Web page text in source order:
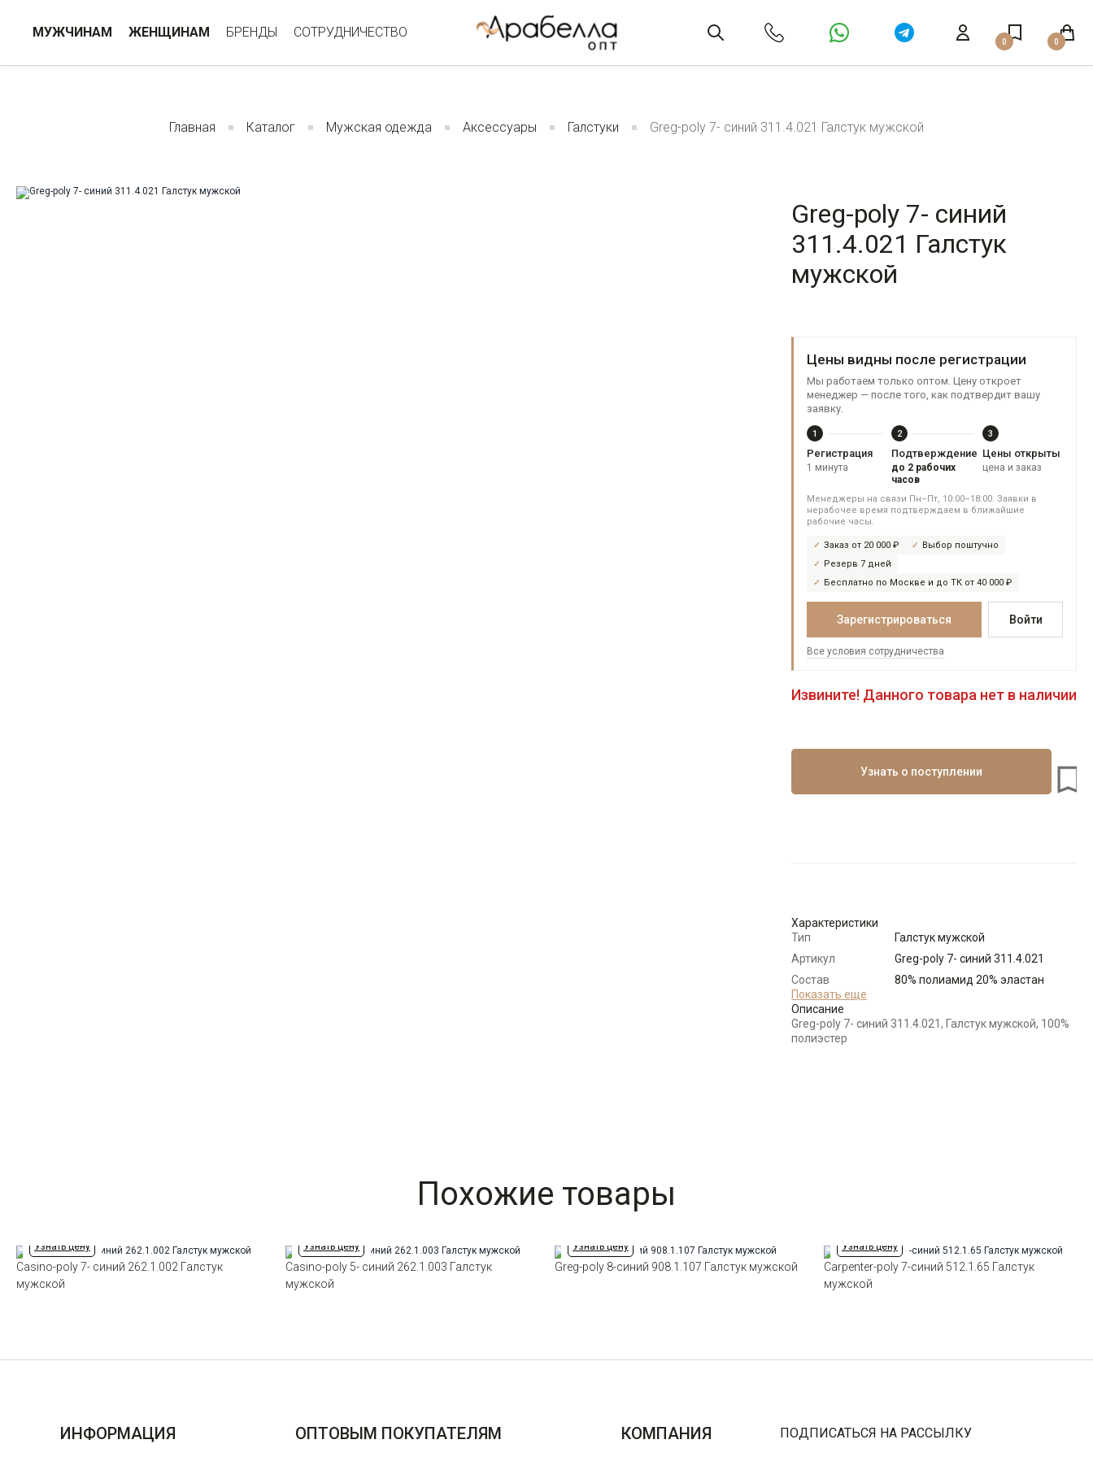
МУЖЧИНАМ ЖЕНЩИНАМ БРЕНДЫ СОТРУДНИЧЕСТВО
0 0
Главная Каталог Мужская одежда Аксессуары Галстуки Greg-poly 7- синий 311.4.021 Галстук мужской
Greg-poly 7- синий
311.4.021 Галстук
мужской
Цены видны после регистрации
Мы работаем только оптом. Цену откроет
менеджер — после того, как подтвердит вашу
заявку.
1
Регистрация
1 минута
2
Подтверждение
до 2 рабочих
часов
3
Цены открыты
цена и заказ
Менеджеры на связи Пн–Пт, 10:00–18:00. Заявки в
нерабочее время подтверждаем в ближайшие
рабочие часы.
Заказ от 20 000 ₽
Выбор поштучно
Резерв 7 дней
Бесплатно по Москве и до ТК от 40 000 ₽
Зарегистрироваться Войти
Все условия сотрудничества
Извините! Данного товара нет в наличии
Узнать о поступлении
Характеристики
Тип
Галстук мужской
Артикул
Greg-poly 7- синий 311.4.021
Состав
сырья
80% полиамид 20% эластан
Бренд
Цвет
Показать еще
Описание
Greg-poly 7- синий 311.4.021, Галстук мужской, 100%
полиэстер
Похожие товары
Узнать цену
Casino-poly 7- синий 262.1.002 Галстук
мужской
Узнать цену
Casino-poly 5- синий 262.1.003 Галстук
мужской
Узнать цену
Greg-poly 8-синий 908.1.107 Галстук мужской
Узнать цену
Carpenter-poly 7-синий 512.1.65 Галстук
мужской
ИНФОРМАЦИЯ ОПТОВЫМ ПОКУПАТЕЛЯМ КОМПАНИЯ ПОДПИСАТЬСЯ НА РАССЫЛКУ